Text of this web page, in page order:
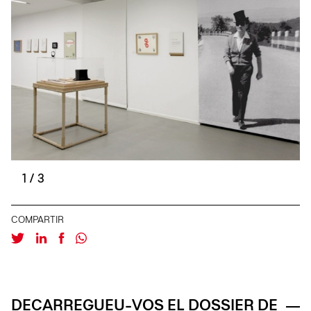
COMPARTIR
/ 3
DECARREGUEU-VOS EL DOSSIER DE